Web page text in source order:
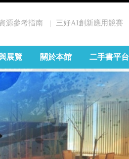
源參考指南 三好AI創新應用競賽
展覽 關於本館 二手書平台